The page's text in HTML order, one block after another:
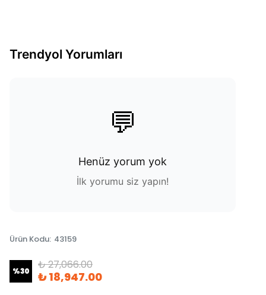
Trendyol Yorumları
💬
Henüz yorum yok
İlk yorumu siz yapın!
Ürün Kodu: 43159
%30 ₺ 27,066.00
₺ 18,947.00